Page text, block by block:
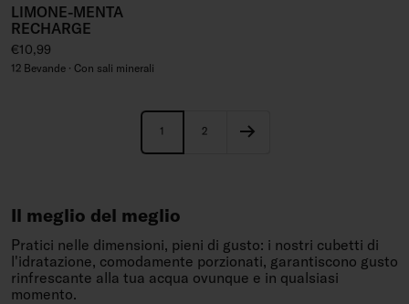
LIMONE-MENTA
RECHARGE
Prezzo regolare
€10,99
12 Bevande · Con sali minerali
1 2
Il meglio del meglio
Pratici nelle dimensioni, pieni di gusto: i nostri cubetti di
l'idratazione, comodamente porzionati, garantiscono gusto
rinfrescante alla tua acqua ovunque e in qualsiasi
momento.